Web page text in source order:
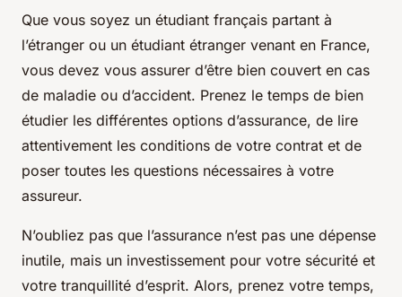
Que vous soyez un étudiant français partant à
l’étranger ou un étudiant étranger venant en France,
vous devez vous assurer d’être bien couvert en cas
de maladie ou d’accident. Prenez le temps de bien
étudier les différentes options d’assurance, de lire
attentivement les conditions de votre contrat et de
poser toutes les questions nécessaires à votre
assureur.
N’oubliez pas que l’assurance n’est pas une dépense
inutile, mais un investissement pour votre sécurité et
votre tranquillité d’esprit. Alors, prenez votre temps,